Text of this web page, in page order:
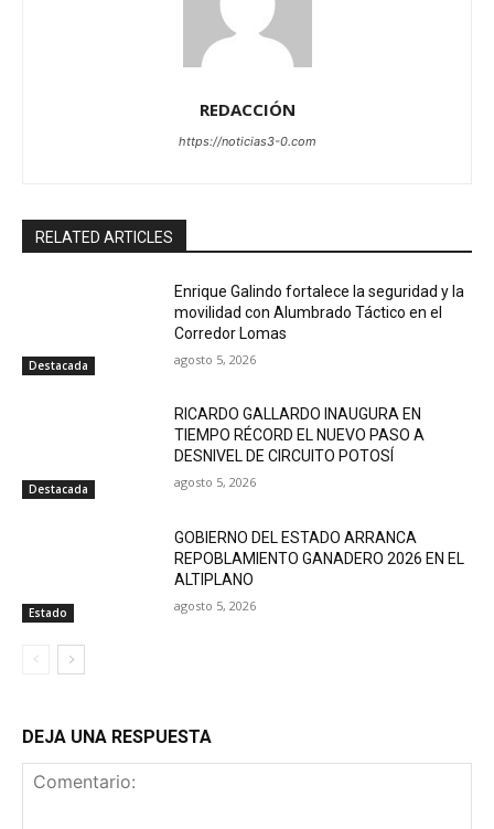
REDACCIÓN
https://noticias3-0.com
RELATED ARTICLES
Destacada
Enrique Galindo fortalece la seguridad y la
movilidad con Alumbrado Táctico en el
Corredor Lomas
agosto 5, 2026
Destacada
RICARDO GALLARDO INAUGURA EN
TIEMPO RÉCORD EL NUEVO PASO A
DESNIVEL DE CIRCUITO POTOSÍ
agosto 5, 2026
Estado
GOBIERNO DEL ESTADO ARRANCA
REPOBLAMIENTO GANADERO 2026 EN EL
ALTIPLANO
agosto 5, 2026
DEJA UNA RESPUESTA